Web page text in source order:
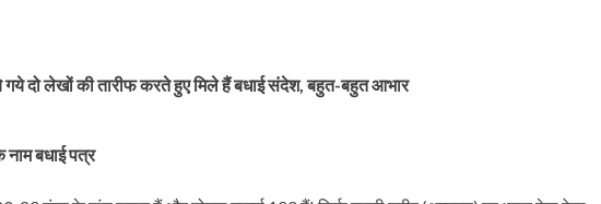
गये दो लेखों की तारीफ करते हुए मिले हैं बधाई संदेश, बहुत-बहुत आभार
बधाई पत्र